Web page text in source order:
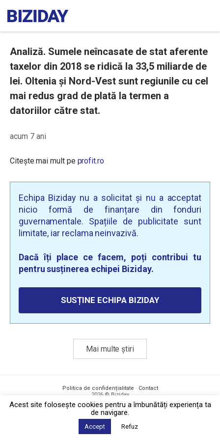
Analiză. Sumele neîncasate de stat aferente
taxelor din 2018 se ridică la 33,5 miliarde de
lei. Oltenia și Nord-Vest sunt regiunile cu cel
mai redus grad de plată la termen a
datoriilor către stat.
acum 7 ani
Citește mai mult pe profit.ro
Echipa Biziday nu a solicitat și nu a acceptat
nicio formă de finanțare din fonduri
guvernamentale. Spațiile de publicitate sunt
limitate, iar reclama neinvazivă.
Dacă îți place ce facem, poți contribui tu
pentru susținerea echipei Biziday.
SUSȚINE ECHIPA BIZIDAY
Mai multe știri
Politica de confidențialitate · Contact
2026 © Biziday
Acest site foloseşte cookies pentru a îmbunătăți experiența ta
de navigare.
Accept Refuz